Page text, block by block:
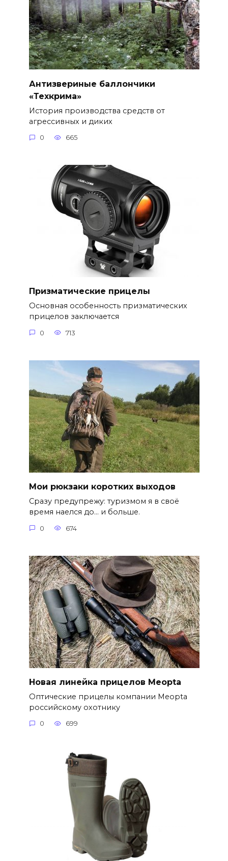
Антизвериные баллончики
«Техкрима»
История производства средств от
агрессивных и диких
0 665
Призматические прицелы
Основная особенность призматических
прицелов заключается
0 713
Мои рюкзаки коротких выходов
Сразу предупрежу: туризмом я в своё
время наелся до… и больше.
0 674
Новая линейка прицелов Meopta
Оптические прицелы компании Meopta
российскому охотнику
0 699